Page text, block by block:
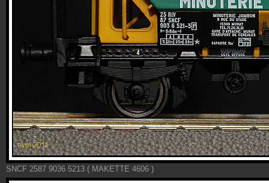
SNCF 2587 9036 5213 ( MAKETTE 4606 )